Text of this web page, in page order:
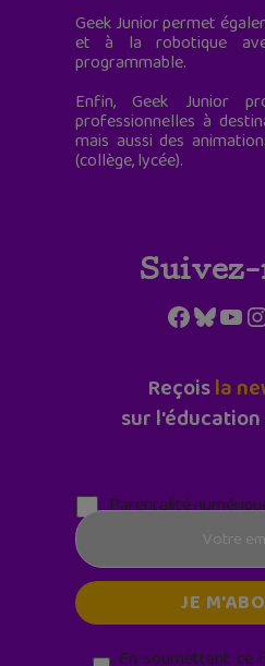
Geek Junior permet
et à la robotique
programmable.
Enfin, Geek Junior
professionnelles à
mais aussi des
(collège, lycée).
Suivez-
Reçoisla
sur
Parentalité
En soumettant ce